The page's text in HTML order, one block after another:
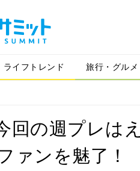
ライフトレンド 旅行・グルメ
回の週プレは
ァンを魅了！